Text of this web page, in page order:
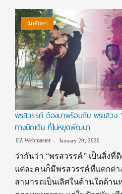
นักศึกษา
พรสวรรค์ ต้องมาพร้อมกับ พรแสวง
ทางนักเต้น ที่ไม่หยุดพัฒนา
EZ Webmaster January 29, 2020
ว่ากันว่า “พรสวรรค์” เป็นสิ่งที่
แต่ละคนก็มีพรสวรรค์ที่แตกต่า
สามารถเป็นเลิศในด้านใดด้า